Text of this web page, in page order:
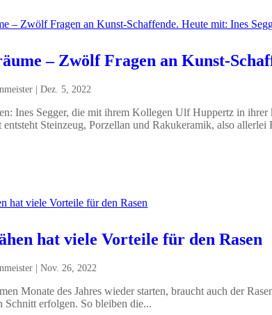
– Zwölf Fragen an Kunst-
|Dez. 5, 2022
Ines Segger, die mit ihrem Kollegen Ulf Huppertz in ihrer
Steinzeug, Porzellan und Rakukeramik, also allerlei
hat viele Vorteile für den Rasen
|Nov. 26, 2022
Monate des Jahres wieder starten, braucht auch der
Schnitt erfolgen. So bleiben die...